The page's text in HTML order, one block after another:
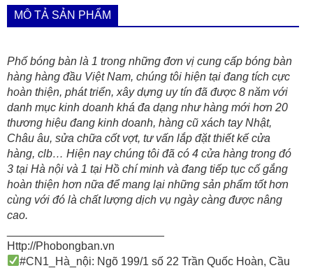
MÔ TẢ SẢN PHẨM
Phố bóng bàn là 1 trong những đơn vị cung cấp bóng bàn
hàng hàng đầu Việt Nam, chúng tôi hiện tại đang tích cực
hoàn thiện, phát triển, xây dựng uy tín đã được 8 năm với
danh mục kinh doanh khá đa dạng như hàng mới hơn 20
thương hiệu đang kinh doanh, hàng cũ xách tay Nhật,
Châu âu, sửa chữa cốt vợt, tư vấn lắp đặt thiết kế cửa
hàng, clb… Hiện nay chúng tôi đã có 4 cửa hàng trong đó
3 tại Hà nội và 1 tại Hồ chí minh và đang tiếp tục cố gắng
hoàn thiện hơn nữa để mang lại những sản phẩm tốt hơn
cùng với đó là chất lượng dịch vụ ngày càng được nâng
cao.
Http://Phobongban.vn
#CN1_Hà_nội: Ngõ 199/1 số 22 Trần Quốc Hoàn, Cầu